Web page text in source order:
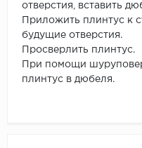
отверстия, вставить
Приложить плинтус к
будущие отверстия.
Просверлить плинтус.
При помощи
плинтус в дюбеля.